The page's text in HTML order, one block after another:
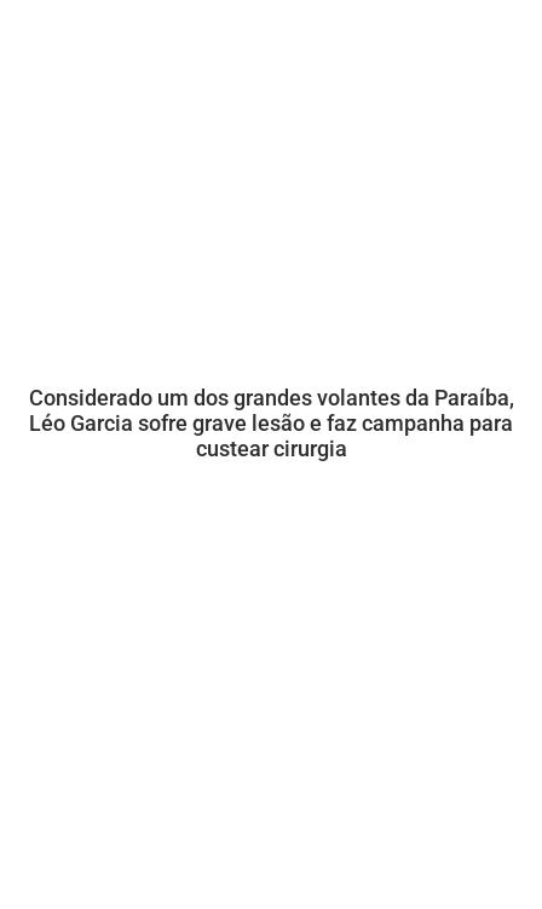
Considerado um dos grandes volantes da Paraíba,
Léo Garcia sofre grave lesão e faz campanha para
custear cirurgia